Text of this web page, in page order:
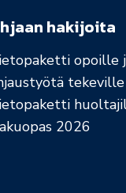
hakijoita
opoille
tekeville
2026